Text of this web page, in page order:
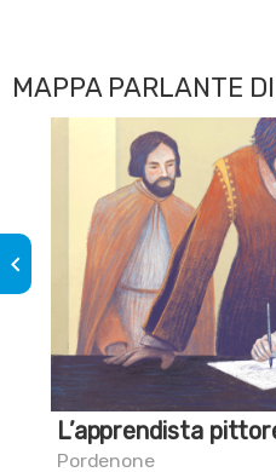
MAPPA PARLANTE
L’apprendista
Pordenone
keyboard_arrow_left